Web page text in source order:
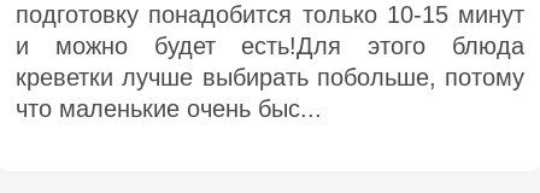
подготовку понадобится только 10-15 минут
и можно будет есть!Для этого блюда
креветки лучше выбирать побольше, потому
что маленькие очень быс...